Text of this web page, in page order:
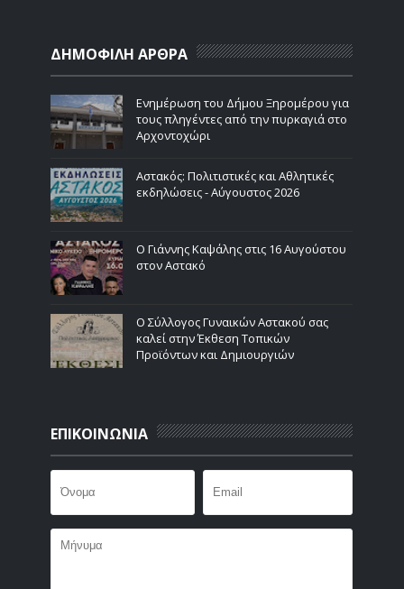
ΔΗΜΟΦΙΛΗ ΑΡΘΡΑ
Ενημέρωση του Δήμου Ξηρομέρου για
τους πληγέντες από την πυρκαγιά στο
Αρχοντοχώρι
Αστακός: Πολιτιστικές και Αθλητικές
εκδηλώσεις - Αύγουστος 2026
Ο Γιάννης Καψάλης στις 16 Αυγούστου
στον Αστακό
Ο Σύλλογος Γυναικών Αστακού σας
καλεί στην Έκθεση Τοπικών
Προϊόντων και Δημιουργιών
ΕΠΙΚΟΙΝΩΝΙΑ